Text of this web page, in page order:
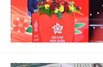
Shorts video
Podcast
EMagazine
Photo